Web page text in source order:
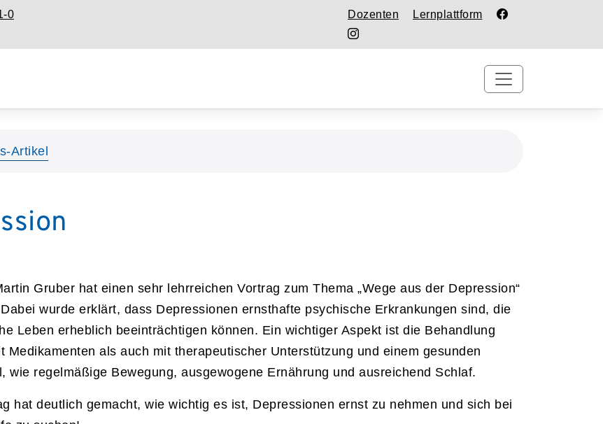
0 Dozenten Lernplattform
Artikel
Gruber hat einen sehr lehrreichen Vortrag zum Thema „Wege aus der Depression“
wurde erklärt, dass Depressionen ernsthafte psychische Erkrankungen sind, die
Leben erheblich beeinträchtigen können. Ein wichtiger Aspekt ist die Behandlung
Medikamenten als auch mit therapeutischer Unterstützung und einem gesunden
wie regelmäßige Bewegung, ausgewogene Ernährung und ausreichend Schlaf.
hat deutlich gemacht, wie wichtig es ist, Depressionen ernst zu nehmen und sich bei